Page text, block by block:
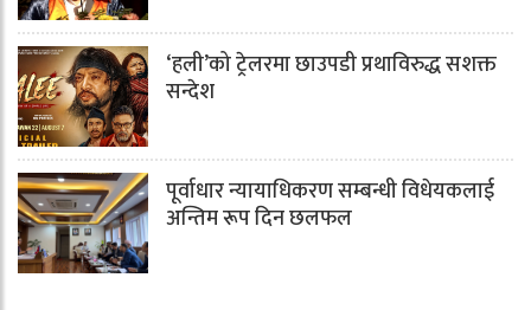
‘हली’को ट्रेलरमा छाउपडी प्रथाविरुद्ध सशक्त
सन्देश
पूर्वाधार न्यायाधिकरण सम्बन्धी विधेयकलाई
अन्तिम रूप दिन छलफल